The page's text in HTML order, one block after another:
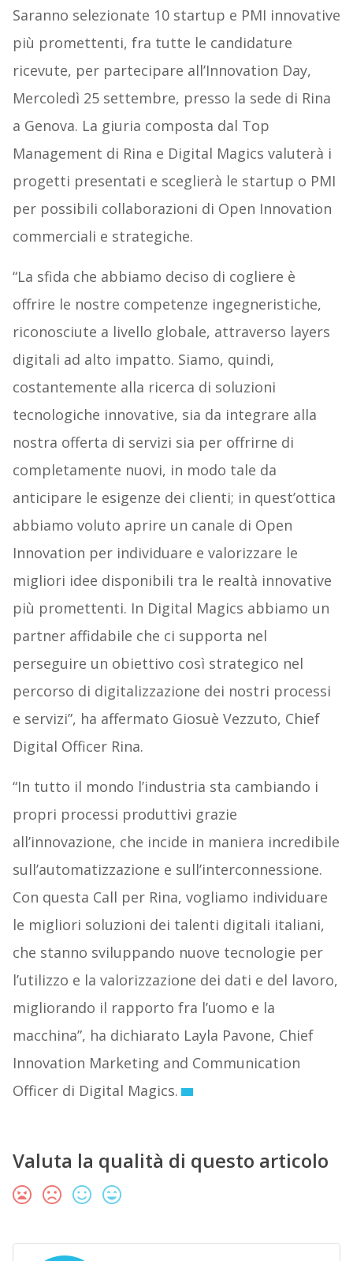
Saranno selezionate 10 startup e PMI innovative
più promettenti, fra tutte le candidature
ricevute, per partecipare all’Innovation Day,
Mercoledì 25 settembre, presso la sede di Rina
a Genova. La giuria composta dal Top
Management di Rina e Digital Magics valuterà i
progetti presentati e sceglierà le startup o PMI
per possibili collaborazioni di Open Innovation
commerciali e strategiche.
“La sfida che abbiamo deciso di cogliere è
offrire le nostre competenze ingegneristiche,
riconosciute a livello globale, attraverso layers
digitali ad alto impatto. Siamo, quindi,
costantemente alla ricerca di soluzioni
tecnologiche innovative, sia da integrare alla
nostra offerta di servizi sia per offrirne di
completamente nuovi, in modo tale da
anticipare le esigenze dei clienti; in quest’ottica
abbiamo voluto aprire un canale di Open
Innovation per individuare e valorizzare le
migliori idee disponibili tra le realtà innovative
più promettenti. In Digital Magics abbiamo un
partner affidabile che ci supporta nel
perseguire un obiettivo così strategico nel
percorso di digitalizzazione dei nostri processi
e servizi”, ha affermato Giosuè Vezzuto, Chief
Digital Officer Rina.
“In tutto il mondo l’industria sta cambiando i
propri processi produttivi grazie
all’innovazione, che incide in maniera incredibile
sull’automatizzazione e sull’interconnessione.
Con questa Call per Rina, vogliamo individuare
le migliori soluzioni dei talenti digitali italiani,
che stanno sviluppando nuove tecnologie per
l’utilizzo e la valorizzazione dei dati e del lavoro,
migliorando il rapporto fra l’uomo e la
macchina”, ha dichiarato Layla Pavone, Chief
Innovation Marketing and Communication
Officer di Digital Magics.
Valuta la qualità di questo articolo